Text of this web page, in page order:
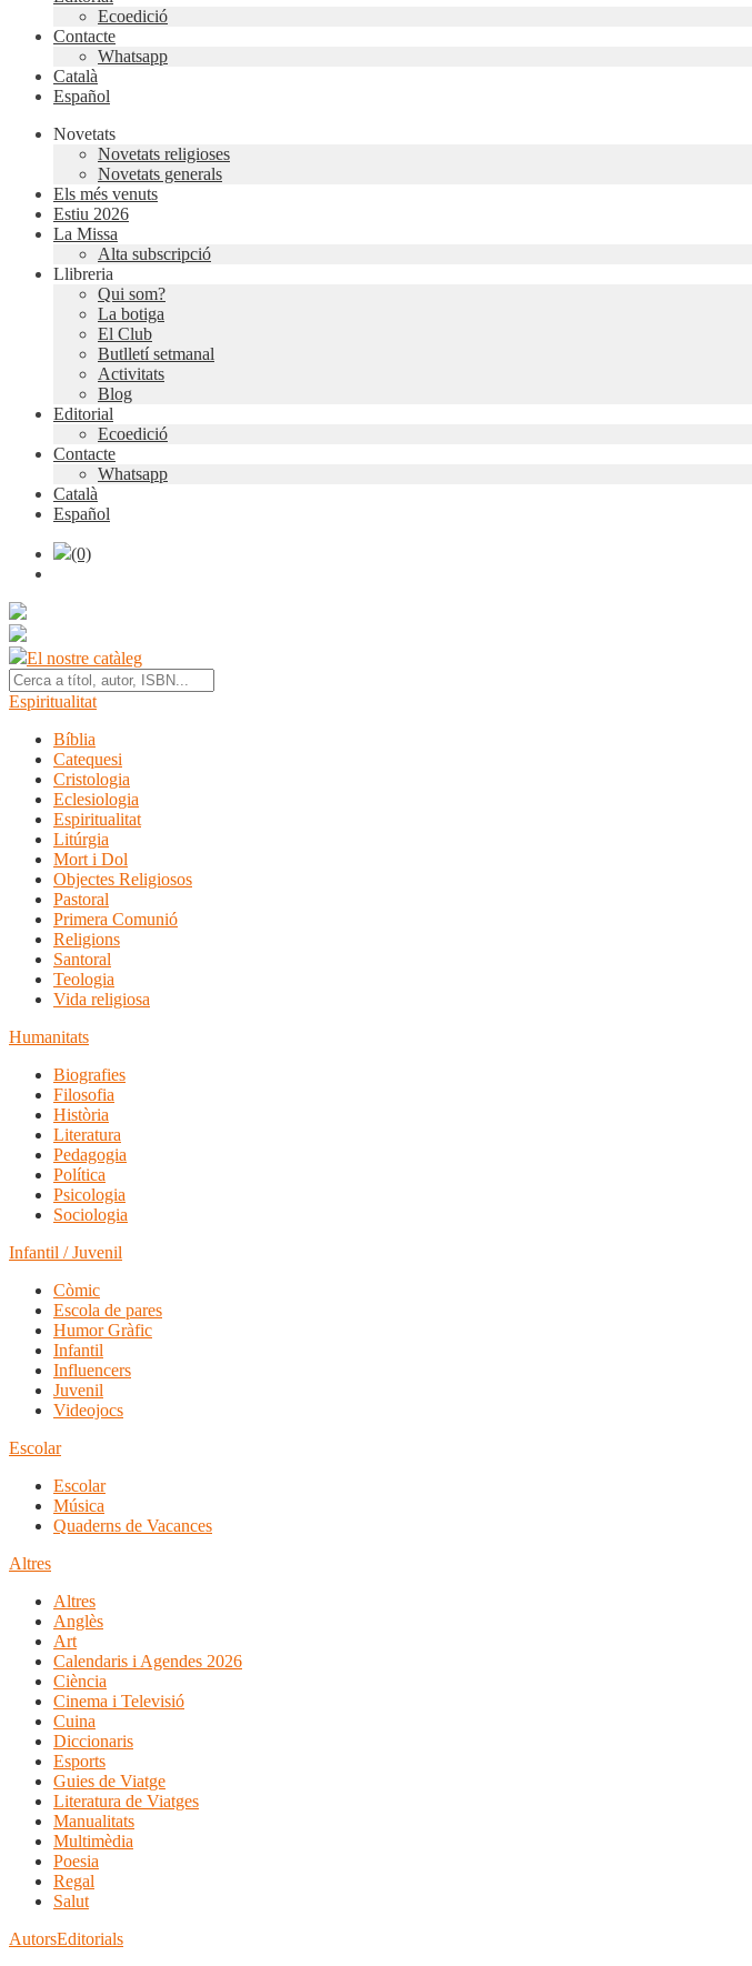
Ecoedició
Contacte
Whatsapp
Català
Español
Novetats
Novetats religioses
Novetats generals
Els més venuts
Estiu 2026
La Missa
Alta subscripció
Llibreria
Qui som?
La botiga
El Club
Butlletí setmanal
Activitats
Blog
Editorial
Ecoedició
Contacte
Whatsapp
Català
Español
(0)
El nostre catàleg
Espiritualitat
Bíblia
Catequesi
Cristologia
Eclesiologia
Espiritualitat
Litúrgia
Mort i Dol
Objectes Religiosos
Pastoral
Primera Comunió
Religions
Santoral
Teologia
Vida religiosa
Humanitats
Biografies
Filosofia
Història
Literatura
Pedagogia
Política
Psicologia
Sociologia
Infantil / Juvenil
Còmic
Escola de pares
Humor Gràfic
Infantil
Influencers
Juvenil
Videojocs
Escolar
Escolar
Música
Quaderns de Vacances
Altres
Altres
Anglès
Art
Calendaris i Agendes 2026
Ciència
Cinema i Televisió
Cuina
Diccionaris
Esports
Guies de Viatge
Literatura de Viatges
Manualitats
Multimèdia
Poesia
Regal
Salut
AutorsEditorials